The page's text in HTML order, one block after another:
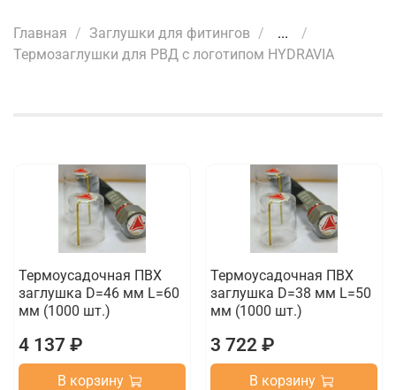
Главная Заглушки для фитингов
...
Термозаглушки для РВД с логотипом HYDRAVIA
Термоусадочная ПВХ
заглушка D=46 мм L=60
мм (1000 шт.)
4 137 ₽
В корзину
Термоусадочная ПВХ
заглушка D=38 мм L=50
мм (1000 шт.)
3 722 ₽
В корзину